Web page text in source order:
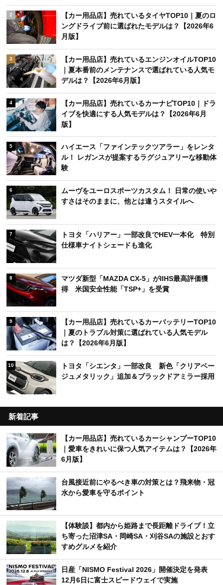
2
【カー用品店】売れているタイヤTOP10｜夏のロ
ングドライブ前に選ばれたモデルは？【2026年6
月版】
3
【カー用品店】売れているエンジンオイルTOP10
｜夏本番前のメンテナンスで選ばれている人気モ
デルは？【2026年6月版】
4
【カー用品店】売れているカーナビTOP10｜ドラ
イブを快適にする人気モデルは？【2026年6月
版】
5
ハイエース「ファインテックツアラー」をレンタ
ル！ レガンスが提案するラグジュアリーな移動体
験
6
ムーヴをユーロスポーツカスタム！ 日常の使いや
すさはそのままに、他とは違うスタイルへ
7
トヨタ「ハリアー」一部改良でHEV一本化 特別
仕様車ナイトシェードも進化
8
マツダ新型「MAZDA CX-5」がIIHS最高評価獲
得 米国安全性能「TSP+」を受賞
9
【カー用品店】売れているカーバッテリーTOP10
｜夏のトラブル対策に選ばれている人気モデル
は？【2026年6月版】
10
トヨタ「シエンタ」一部改良 新色「クリアベー
ジュメタリック」追加＆ブラックドアミラー採用
新着記事
【カー用品店】売れているカーシャンプーTOP10
｜愛車をきれいに保つ人気アイテムは？【2026年
6月版】
台風接近前にやるべき車の対策とは？飛来物・冠
水から愛車を守るポイント
【体験談】都内から姫路まで長距離ドライブ！立
ち寄った沼津SA・岡崎SA・刈谷SAの施設とおす
すめグルメを紹介
日産「NISMO Festival 2026」開催決定を発表
12月6日に富士スピードウェイで実施